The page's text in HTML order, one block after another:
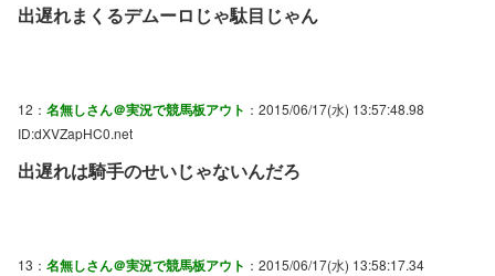
出遅れまくるデムーロじゃ駄目じゃん
12： 名無しさん＠実況で競馬板アウト ：2015/06/17(水) 13:57:48.98
ID:dXVZapHC0.net
出遅れは騎手のせいじゃないんだろ
13： 名無しさん＠実況で競馬板アウト ：2015/06/17(水) 13:58:17.34